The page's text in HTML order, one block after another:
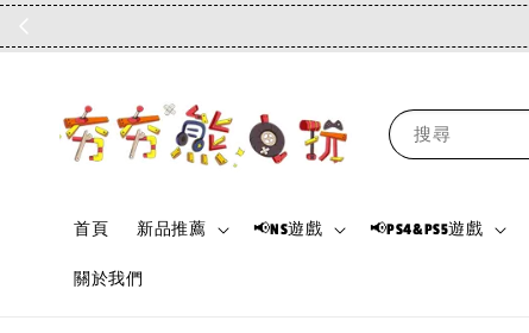
搜尋
首頁 新品推薦 📢NS遊戲 📢PS4&PS5遊戲
關於我們